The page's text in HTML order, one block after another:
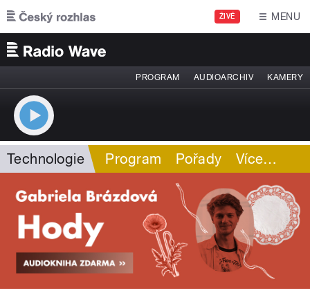
Přejít k hlavnímu obsahu
ŽIVĚ MENU
PROGRAM AUDIOARCHIV KAMERY
Technologie Program Pořady Více…